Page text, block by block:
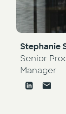
Stephanie
Senior
Manager